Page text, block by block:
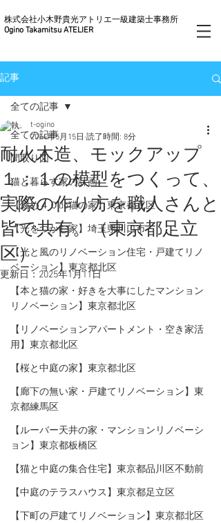
株式会社小木野貴光アトリエ一級建築士事務所
Ogino Takamitsu ATELIER
記事
全ての記事
間取り図
猫と暮らす家の計画
【斜め４０do猫の家】東京都北区
【光をつかむ家】埼玉県川口市
【光と風のリノベーション住宅・戸建てリノ
ベーション】東京都北区
【本と猫の家・好きを大事にしたマンション
リノベーション】東京都北区
【リノベーションアパートメント・空き家活
用】東京都北区
【桜と中庭の家】東京都北区
【廊下の無い家・戸建てリノベーション】東
京都練馬区
【ルーバー天井の家・マンションリノベーシ
ョン】東京都板橋区
【猫と中庭の集合住宅】東京都品川区不動前
【中庭のテラスハウス】東京都足立区
【下町の戸建てリノベーション】東京都北区
全ての記事
耐火木造、モックアップ
１：１の模型をつくって、
実際の作り方を職人さんと
皆で共有。（東京都足立
区）
t-ogino
2014年5月15日 読了時間: 8分
更新日： 2025年1月11日